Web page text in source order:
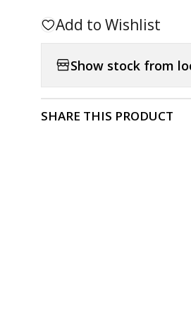
Add to Wishlist
Show stock from
SHARE THIS PRODUCT